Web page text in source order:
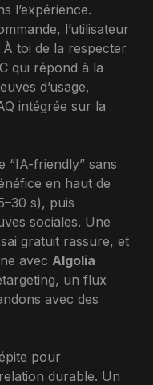
l’expérience.
l’utilisateur
toi de la respecter
qui répond à la
d’usage,
intégrée sur la
“IA-friendly” sans
en haut de
s), puis
sociales. Une
gratuit rassure, et
avec Algolia
un flux
avec des
pour
durable. Un